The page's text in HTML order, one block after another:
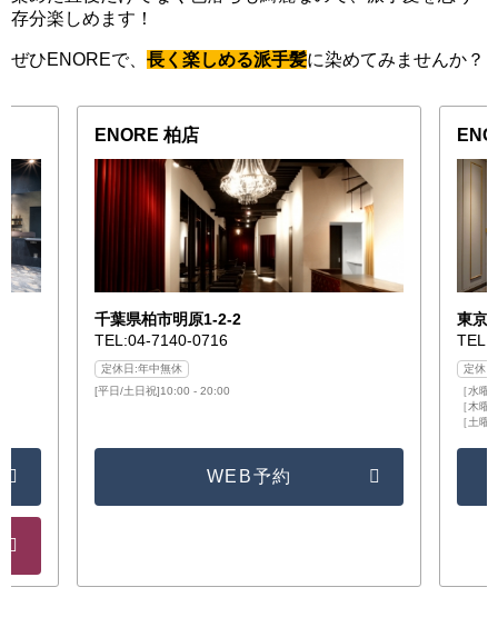
存分楽しめます！
ぜひENOREで、 長く楽しめる派手髪に染めてみませんか？
ENORE 柏店
千葉県柏市明原1-2-2
TEL:04-7140-0716
定休日:年中無休
[平日/土日祝]10:00 - 20:00
WEB予約
東京
定休
［水
［木
［土